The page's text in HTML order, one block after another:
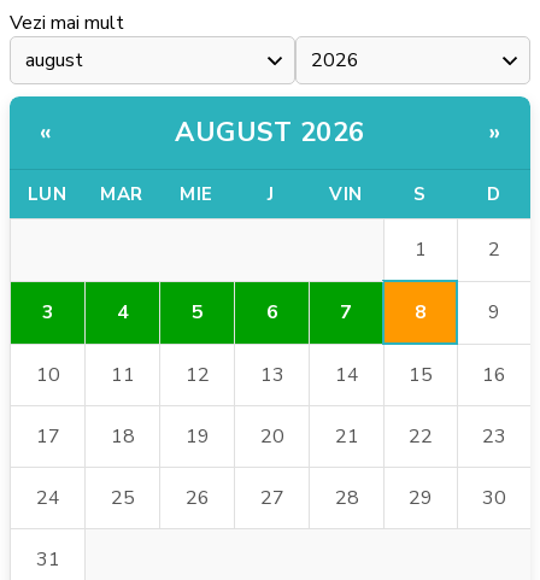
Vezi mai mult
« AUGUST 2026 »
LUN MAR MIE J VIN S D
1 2
3 4 5 6 7 8 9
10 11 12 13 14 15 16
17 18 19 20 21 22 23
24 25 26 27 28 29 30
31